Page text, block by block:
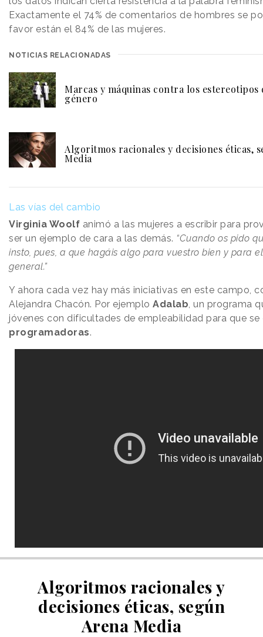
Exactamente el 74% de comentarios de hombres se
favor están el 84% de las mujeres.
NOTICIAS RELACIONADAS
Marcas y máquinas contra los estereotipos
género
Algoritmos racionales y decisiones éticas,
Media
Las vías del cambio
Virginia Woolf animó a las mujeres a escribir para
ser un ejemplo de cara a las demás. “Cuando os pido
insto, pues, a que hagáis algo para vuestro bien y para
general.”
Y ahora cada vez hay más iniciativas en este campo,
Alejandra Chacón. Por ejemplo Adalab , un programa
jóvenes con dificultades de empleabilidad para que se
programadoras.
Algoritmos racionales y
decisiones éticas, según
Arena Media